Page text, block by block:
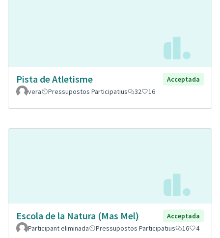
Pista de Atletisme
Acceptada
vera
Pressupostos Participatius 32 16
Escola de la Natura (Mas Mel)
Acceptada
Participant eliminada
Pressupostos Participatius 16 4